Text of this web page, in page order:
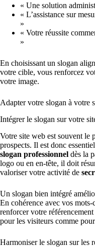
« Une solution
« L’assistance sur
»
« Votre réussite
»
En choisissant un slogan
votre cible, vous renforcez
votre image.
Adapter votre slogan à votre
Intégrer le slogan sur votre
Votre site web est souvent le
prospects. Il est donc
slogan professionnel dès la
logo ou en en-tête, il doit
valoriser votre activité de
Un slogan bien intégré
En cohérence avec vos
renforcer votre
pour les visiteurs comme
Harmoniser le slogan sur les